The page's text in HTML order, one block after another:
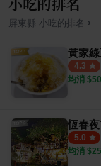
屏東縣 小吃 的排名 ›
黃家
4.3
均消 $50
恆春
5.0
均消 $